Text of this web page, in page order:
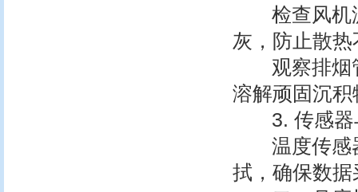
检查风机滤
灰，防止散
观察排烟管
溶解顽固沉积
3. 传感器
温度传感器
拭，确保数